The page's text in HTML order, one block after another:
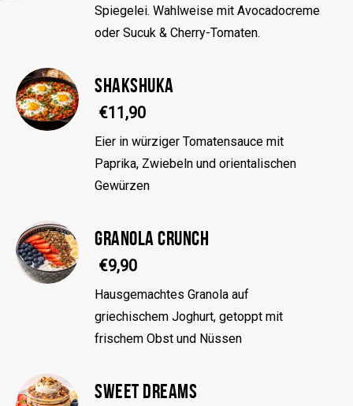
Spiegelei. Wahlweise mit Avocadocreme
oder Sucuk & Cherry-Tomaten.
SHAKSHUKA
€11,90
Eier in würziger Tomatensauce mit
Paprika, Zwiebeln und orientalischen
Gewürzen
GRANOLA CRUNCH
€9,90
Hausgemachtes Granola auf
griechischem Joghurt, getoppt mit
frischem Obst und Nüssen
SWEET DREAMS